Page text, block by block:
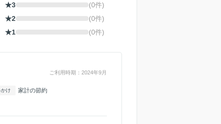
★3
(0件)
★2
(0件)
★1
(0件)
ご利用時期：2024年9月
け 家計の節約